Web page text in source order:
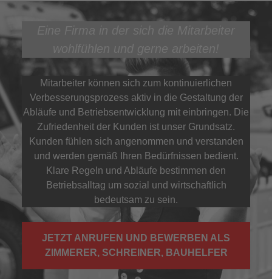
Eine Firma in der sich die Mitarbeiter
wohlfühlen und gerne arbeiten!
Mitarbeiter können sich zum kontinuierlichen
Verbesserungsprozess aktiv in die Gestaltung der
Abläufe und Betriebsentwicklung mit einbringen. Die
Zufriedenheit der Kunden ist unser Grundsatz.
Kunden fühlen sich angenommen und verstanden
und werden gemäß Ihren Bedürfnissen bedient.
Klare Regeln und Abläufe bestimmen den
Betriebsalltag um sozial und wirtschaftlich
bedeutsam zu sein.
JETZT ANRUFEN UND BEWERBEN ALS
ZIMMERER, SCHREINER, BAUHELFER